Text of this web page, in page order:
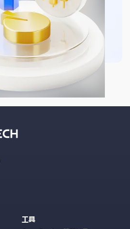
工具